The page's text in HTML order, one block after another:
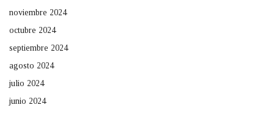
noviembre 2024
octubre 2024
septiembre 2024
agosto 2024
julio 2024
junio 2024